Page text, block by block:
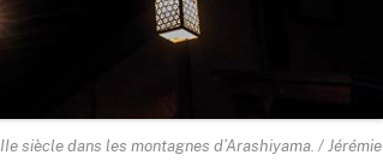
siècle dans les montagnes d’Arashiyama. / Jérémie